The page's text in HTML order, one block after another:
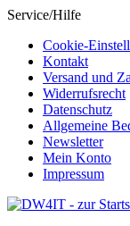
Service/Hilfe
Cookie-
Kontakt
Versand und
Widerrufsrecht
Datenschutz
Allgemeine
Newsletter
Mein Konto
Impressum